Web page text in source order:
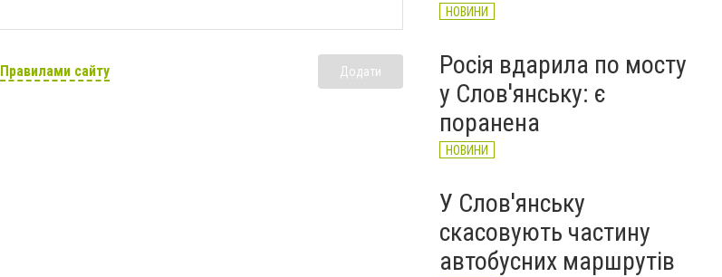
Правилами сайту Додати
НОВИНИ
Росія вдарила по мосту
у Слов'янську: є
поранена
НОВИНИ
У Слов'янську
скасовують частину
автобусних маршрутів